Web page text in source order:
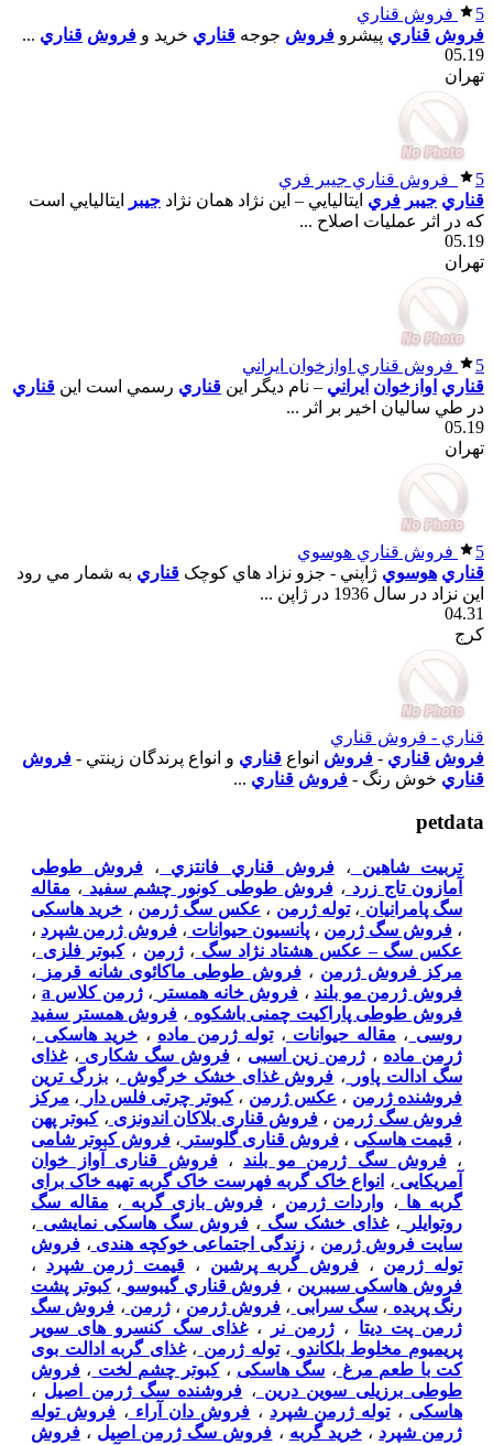
5
فروش قناري
فروش قناري پيشرو فروش جوجه قناري خريد و فروش قناري ...
05.19
تهران
5
فروش قناري جيبر فري
قناري جيبر فري ايتاليايي – اين نژاد همان نژاد جيبر
ايتاليايي است
که در اثر عمليات اصلاح ...
05.19
تهران
5
فروش قناري اوازخوان ايراني
قناري اوازخوان ايراني – نام ديگر اين قناري رسمي است اين قناري
در طي ساليان اخير بر اثر ...
05.19
تهران
5
فروش قناري هوسوي
قناري هوسوي ژاپني - جزو نزاد هاي کوچک قناري به شمار مي رود
اين نزاد در سال 1936 در ژاپن ...
04.31
کرج
قناري - فروش قناري
فروش قناري - فروش انواع قناري و انواع پرندگان زينتي - فروش
قناري خوش رنگ - فروش قناري ...
petdata
تربیت شاهین ،فروش قناري فانتزي ، فروش طوطی
آمازون تاج زرد ،فروش طوطی کونور چشم سفید ، مقاله
سگ پامرانیان ،توله ژرمن ، عکس سگ ژرمن ، خرید هاسکی
، فروش سگ ژرمن ، پانسیون حیوانات ، فروش ژرمن شپرد ،
عکس سگ – عکس هشتاد نژاد سگ ،ژرمن ،کبوتر فلزی ،
مرکز فروش ژرمن ،فروش طوطی ماکائوی شانه قرمز
،
فروش ژرمن مو بلند ، فروش خانه همستر ،ژرمن کلاس a
،
فروش طوطی پاراکیت چمنی باشکوه ، فروش همستر سفید
روسی ، مقاله حیوانات ،توله ژرمن ماده ، خرید هاسکی ،
ژرمن ماده ، ژرمن زین اسبی ،فروش سگ شکاری ،غذای
سگ ادالت پاور
، فروش غذای خشک خرگوش ،بزرگ ترین
فروشنده ژرمن ، عکس ژرمن ،کبوتر چرتی فلس دار ، مرکز
فروش سگ ژرمن ،فروش قناری بلاکان اندونزی ،کبوتر پهن
، قیمت هاسکی ، فروش قناری گلوستر ، فروش کبوتر شامی
،فروش سگ ژرمن مو بلند ،فروش قناری آواز خوان
آمریکایی ، انواع خاک گربه فهرست خاک گربه تهیه خاک برای
گربه ها ، واردات ژرمن ،فروش بازی گربه ، مقاله سگ
روتوایلر
،غذای خشک سگ ، فروش سگ هاسکی نمایشی ،
سایت فروش ژرمن ،زندگی اجتماعی خوکچه هندی ، فروش
توله ژرمن ،فروش گربه پرشین ، قیمت ژرمن شپرد ،
فروش هاسکی سیبرین ، فروش قناري گيبوسو ،کبوتر پشت
رنگ پریده ، سگ سرابی ، فروش ژرمن ، ژرمن ، فروش سگ
ژرمن پت دیتا ، ژرمن نر ،غذای سگ کنسرو های سوپر
پریمیوم مخلوط بلکاندو ،توله ژرمن ،غذای گربه ادالت بوی
کت با طعم مرغ ، سگ هاسکی ،کبوتر چشم لخت ، فروش
طوطی برزیلی سوین درین ، فروشنده سگ ژرمن اصیل ،
هاسکی ،توله ژرمن شپرد ، فروش دان آراء ، فروش توله
ژرمن شپرد ،خرید گربه ، فروش سگ ژرمن اصیل ، فروش